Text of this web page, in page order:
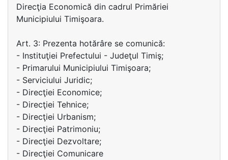
Direcţia Economică din cadrul Primăriei
Municipiului Timişoara.
Art. 3: Prezenta hotărâre se comunică:
- Instituţiei Prefectului - Judeţul Timiş;
- Primarului Municipiului Timişoara;
- Serviciului Juridic;
- Direcţiei Economice;
- Direcţiei Tehnice;
- Direcţiei Urbanism;
- Direcţiei Patrimoniu;
- Direcţiei Dezvoltare;
- Direcţiei Comunicare